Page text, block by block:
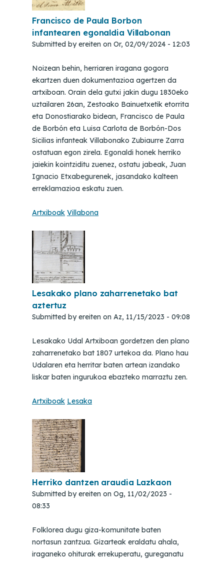
Francisco de Paula Borbon
infantearen egonaldia Villabonan
Submitted byereiten on Or, 02/09/2024 - 12:03
Noizean behin, herriaren iragana gogora
ekartzen duen dokumentazioa agertzen da
artxiboan. Orain dela gutxi jakin dugu 1830eko
uztailaren 26an, Zestoako Bainuetxetik etorrita
eta Donostiarako bidean, Francisco de Paula
de Borbón eta Luisa Carlota de Borbón-Dos
Sicilias infanteak Villabonako Zubiaurre Zarra
ostatuan egon zirela. Egonaldi honek herriko
jaiekin kointziditu zuenez, ostatu jabeak, Juan
Ignacio Etxabegurenek, jasandako kalteen
erreklamazioa eskatu zuen.
Artxiboak Villabona
Lesakako plano zaharrenetako bat
aztertuz
Submitted byereiten on Az, 11/15/2023 - 09:08
Lesakako Udal Artxiboan gordetzen den plano
zaharrenetako bat 1807 urtekoa da. Plano hau
Udalaren eta herritar baten artean izandako
liskar baten ingurukoa ebazteko marraztu zen.
Artxiboak Lesaka
Herriko dantzen araudia Lazkaon
Submitted byereiten on Og, 11/02/2023 -
08:33
Folklorea dugu giza-komunitate baten
nortasun zantzua. Gizarteak eraldatu ahala,
iraganeko ohiturak errekuperatu, gureganatu